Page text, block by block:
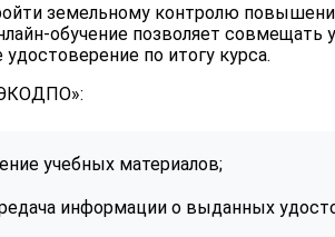
земельному контролю
обучение позволяет совмещать
по итогу курса.
учебных материалов;
информации о выданных